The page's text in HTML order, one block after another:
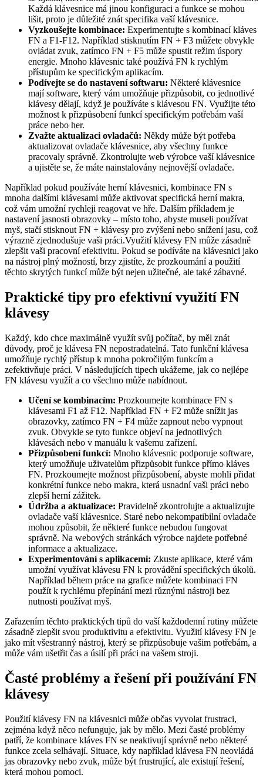
Každá klávesnice má jinou konfiguraci a funkce se mohou
lišit, proto je důležité znát specifika vaší klávesnice.
Vyzkoušejte kombinace: Experimentujte s kombinací kláves
FN a F1-F12. Například stisknutím FN + F3 můžete obvykle
ovládat zvuk, zatímco FN + F5 může spustit režim úspory
energie. Mnoho klávesnic také používá FN k rychlým
přístupům ke specifickým aplikacím.
Podívejte se do nastavení softwaru: Některé klávesnice
mají software, který vám umožňuje přizpůsobit, co jednotlivé
klávesy dělají, když je používáte s klávesou FN. Využijte této
možnost k přizpůsobení funkcí specifickým potřebám vaší
práce nebo her.
Zvažte aktualizaci ovladačů: Někdy může být potřeba
aktualizovat ovladače klávesnice, aby všechny funkce
pracovaly správně. Zkontrolujte web výrobce vaší klávesnice
a ujistěte se, že máte nainstalovány nejnovější ovladače.
Například pokud používáte herní klávesnici, kombinace FN s
mnoha dalšími klávesami může aktivovat specifická herní makra,
což vám umožní rychleji reagovat ve hře. Dalším příkladem je
nastavení jasnosti obrazovky – místo toho, abyste museli používat
myš, stačí stisknout FN + klávesy pro zvýšení nebo snížení jasu, což
výrazně zjednodušuje vaši práci.Využití klávesy FN může zásadně
zlepšit vaši pracovní efektivitu. Pokud se podíváte na klávesnici jako
na nástroj plný možností, brzy zjistíte, že prozkoumání a použití
těchto skrytých funkcí může být nejen užitečné, ale také zábavné.
Praktické tipy pro efektivní využití FN
klávesy
Každý, kdo chce maximálně využít svůj počítač, by měl znát
důvody, proč je klávesa FN nepostradatelná. Tato funkční klávesa
umožňuje rychlý přístup k mnoha pokročilým funkcím a
zefektivňuje práci. V následujících tipech ukážeme, jak co nejlépe
FN klávesu využít a co všechno může nabídnout.
Učení se kombinacím: Prozkoumejte kombinace FN s
klávesami F1 až F12. Například FN + F2 může snížit jas
obrazovky, zatímco FN + F4 může zapnout nebo vypnout
zvuk. Obvykle se tyto funkce objeví na jednotlivých
klávesách nebo v manuálu k vašemu zařízení.
Přizpůsobení funkcí: Mnoho klávesnic podporuje software,
který umožňuje uživatelům přizpůsobit funkce přímo kláves
FN. Prozkoumejte možnost přizpůsobení, abyste mohli přidat
konkrétní funkce nebo makra, která usnadní vaši práci nebo
zlepší herní zážitek.
Údržba a aktualizace: Pravidelně zkontrolujte a aktualizujte
ovladače vaší klávesnice. Staré nebo nekompatibilní ovladače
mohou způsobit, že některé funkce nebudou fungovat
správně. Na webových stránkách výrobce najdete potřebné
informace a aktualizace.
Experimentování s aplikacemi: Zkuste aplikace, které vám
umožní využívat klávesu FN k provádění specifických úkolů.
Například během práce na grafice můžete kombinaci FN
použít k rychlému přepínání mezi různými nástroji bez
nutnosti používat myš.
Zařazením těchto praktických tipů do vaší každodenní rutiny můžete
zásadně zlepšit svou produktivitu a efektivitu. Využití klávesy FN je
jako mít všestranný nástroj, který se přizpůsobuje vašim potřebám, a
může vám ušetřit čas a úsilí při práci na vašem stroji.
Časté problémy a řešení při používání FN
klávesy
Použití klávesy FN na klávesnici může občas vyvolat frustraci,
zejména když něco nefunguje, jak by mělo. Mezi časté problémy
patří, že kombinace kláves FN se neaktivují správně nebo některé
funkce zcela selhávají. Situace, kdy například klávesa FN neovládá
jas obrazovky nebo zvuk, může být frustrující, ale existují řešení,
která mohou pomoci.